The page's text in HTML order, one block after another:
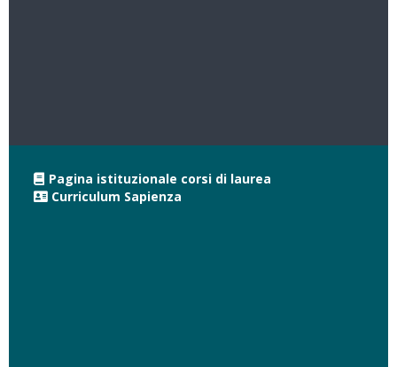
Pagina istituzionale corsi di laurea
Curriculum Sapienza